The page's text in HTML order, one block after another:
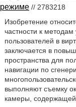
режиме // 2783218
Изобретение
частности к
пользователей в
заключается в
пространства для
навигации по
выполняют съемку
камеры,